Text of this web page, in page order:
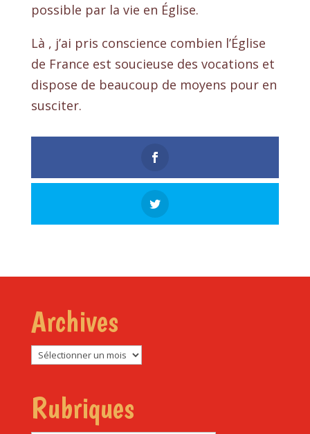
possible par la vie en Église.
Là , j’ai pris conscience combien l’Église
de France est soucieuse des vocations et
dispose de beaucoup de moyens pour en
susciter.
Archives
Archives
Rubriques